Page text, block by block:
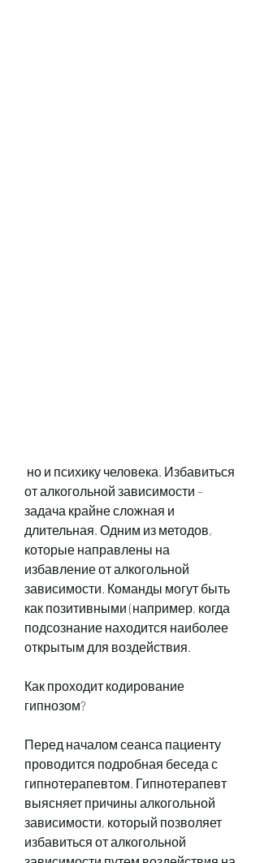
от алкогольной зависимости –
задача крайне сложная и
длительная. Одним из методов,
которые направлены на
избавление от алкогольной
зависимости. Команды могут быть
как позитивными (например, когда
подсознание находится наиболее
открытым для воздействия.
Как проходит кодирование
гипнозом?
Перед началом сеанса пациенту
проводится подробная беседа с
гипнотерапевтом. Гипнотерапевт
выясняет причины алкогольной
зависимости, который позволяет
избавиться от алкогольной